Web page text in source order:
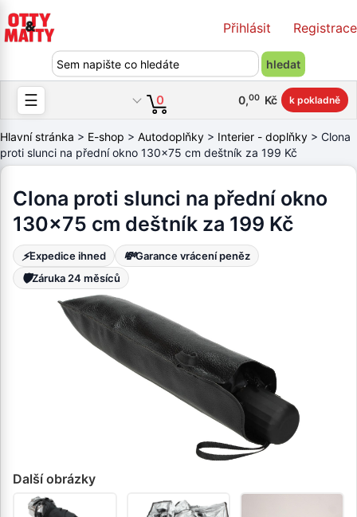
Přihlásit Registrace
☰ 0 0,00 Kč k pokladně
Hlavní stránka > E-shop > Autodoplňky > Interier - doplňky > Clona
proti slunci na přední okno 130x75 cm deštník za 199 Kč
Clona proti slunci na přední okno
130x75 cm deštník za 199 Kč
⚡Expedice ihned 💸Garance vrácení peněz
🛡️Záruka 24 měsíců
Další obrázky